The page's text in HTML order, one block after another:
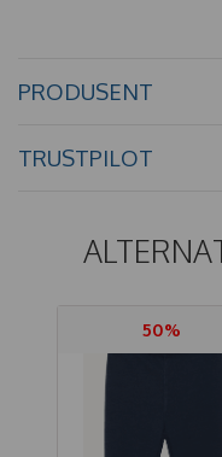
PRODUSENT
TRUSTPILOT
50%